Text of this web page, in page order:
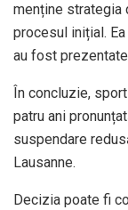
menține strategia
procesul inițial.
au fost
În concluzie,
patru ani
suspendare
Lausanne.
Decizia poate fi